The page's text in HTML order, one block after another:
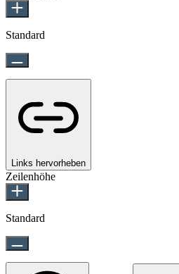
Standard
Links hervorheben
Zeilenhöhe
Standard